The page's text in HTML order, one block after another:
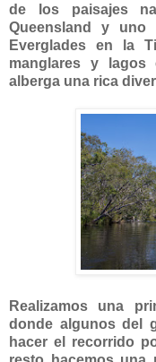
de los paisajes
Queensland y
Everglades en la
manglares y
alberga una rica
Realizamos una
donde algunos del
hacer el recorrido